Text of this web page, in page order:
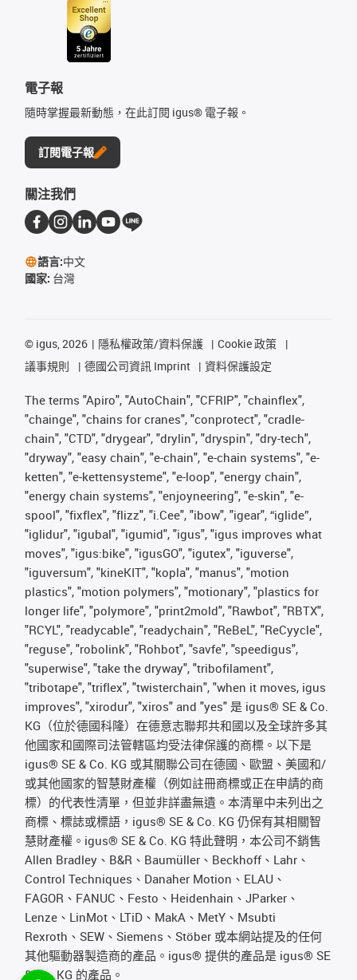
電子報
隨時掌握最新動態，在此訂閱 igus® 電子報。
訂閱電子報
關注我們
語言:中文
國家: 台灣
© igus, 2026 隱私權政策/資料保護
Cookie 政策
議事規則
德國公司資訊 Imprint 資料保護設定
The terms "Apiro", "AutoChain", "CFRIP", "chainflex",
"chainge", "chains for cranes", "conprotect", "cradle-
chain", "CTD", "drygear", "drylin", "dryspin", "dry-tech",
"dryway", "easy chain", "e-chain", "e-chain systems", "e-
ketten", "e-kettensysteme", "e-loop", "energy chain",
"energy chain systems", "enjoyneering", "e-skin", "e-
spool", "fixflex", "flizz", "i.Cee", "ibow", "igear", “iglide”,
"iglidur", "igubal", "igumid", "igus", "igus improves what
moves", "igus:bike", "igusGO", "igutex", "iguverse",
"iguversum", "kineKIT", "kopla", "manus", "motion
plastics", "motion polymers", "motionary", "plastics for
longer life", "polymore", "print2mold", "Rawbot", "RBTX",
"RCYL", "readycable", "readychain", "ReBeL", "ReCyycle",
"reguse", "robolink", "Rohbot", "savfe", "speedigus",
"superwise", "take the dryway", "tribofilament",
"tribotape", "triflex", "twisterchain", "when it moves, igus
improves", "xirodur", "xiros" and "yes" 是 igus® SE & Co.
KG（位於德國科隆）在德意志聯邦共和國以及全球許多其
他國家和國際司法管轄區均受法律保護的商標。以下是
igus® SE & Co. KG 或其關聯公司在德國、歐盟、美國和/
或其他國家的智慧財產權（例如註冊商標或正在申請的商
標）的代表性清單，但並非詳盡無遺。本清單中未列出之
商標、標誌或標語，igus® SE & Co. KG 仍保有其相關智
慧財產權。igus® SE & Co. KG 特此聲明，本公司不銷售
Allen Bradley、B&R、Baumüller、Beckhoff、Lahr、
Control Techniques、Danaher Motion、ELAU、
FAGOR、FANUC、Festo、Heidenhain、JParker、
Lenze、LinMot、LTiD、MakA、MetY、Msubti
Rexroth、SEW、Siemens、Stöber 或本網站提及的任何
其他驅動器製造商的產品。igus® 提供的產品是 igus® SE
& Co. KG 的產品。